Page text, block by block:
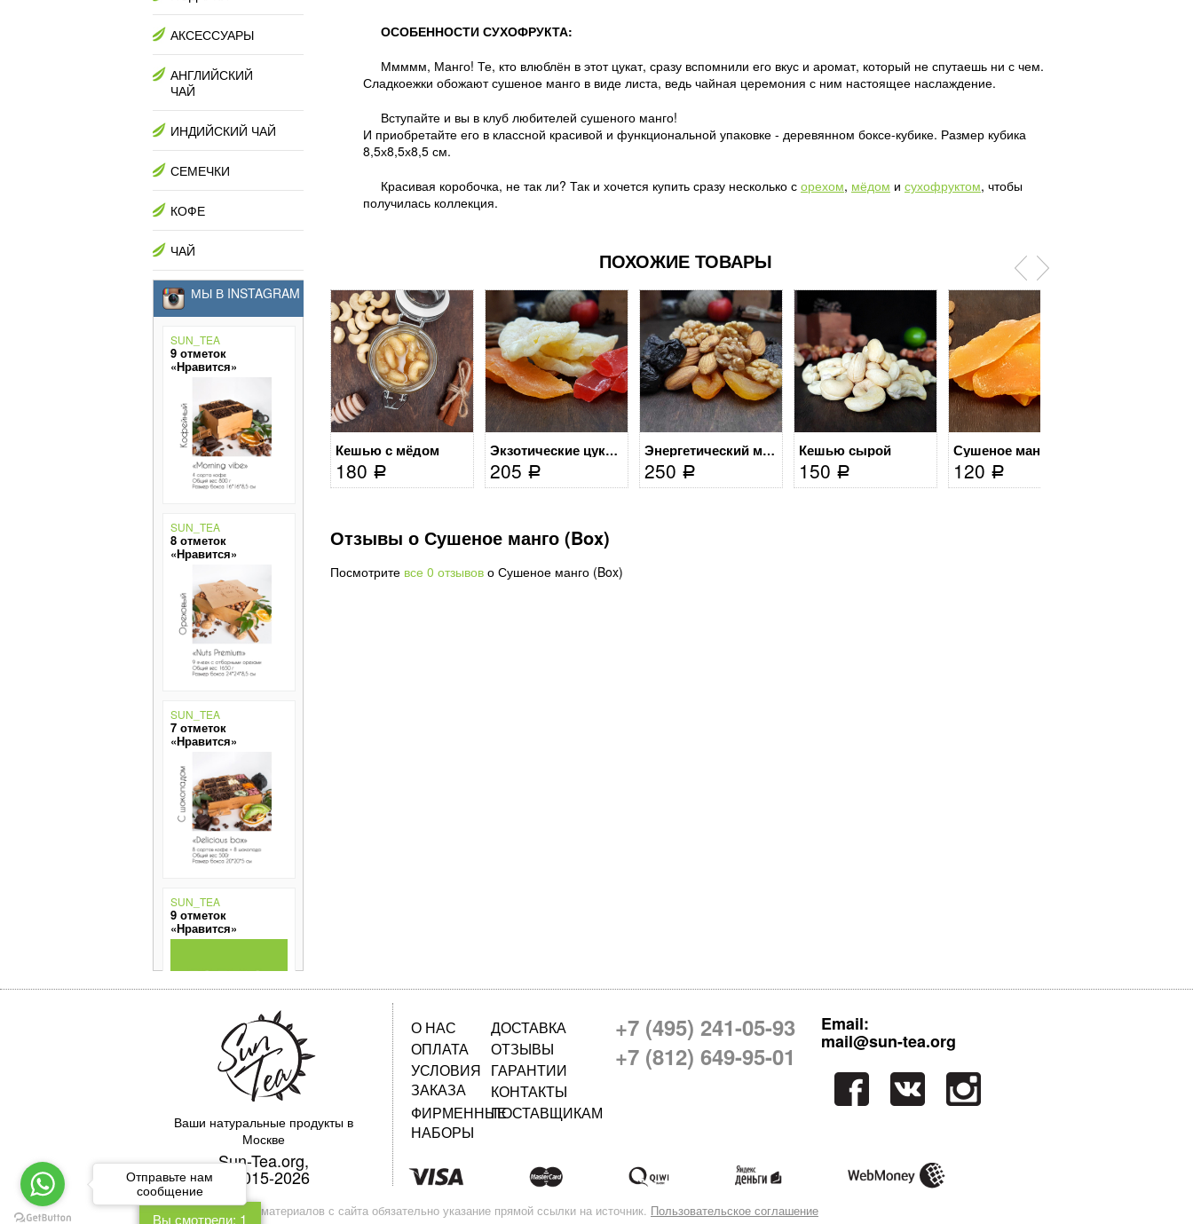
АКСЕССУАРЫ
АНГЛИЙСКИЙ
ЧАЙ
ИНДИЙСКИЙ ЧАЙ
СЕМЕЧКИ
КОФЕ
ЧАЙ
МЫ В INSTAGRAM
SUN_TEA
9 отметок
«Нравится»
SUN_TEA
8 отметок
«Нравится»
SUN_TEA
7 отметок
«Нравится»
SUN_TEA
9 отметок
«Нравится»
«Нравится»
ОСОБЕННОСТИ СУХОФРУКТА:
Ммммм, Манго! Те, кто влюблён в этот цукат, сразу вспомнили его вкус и аромат, который не спутаешь ни с чем.
Сладкоежки обожают сушеное манго в виде листа, ведь чайная церемония с ним настоящее наслаждение.
Вступайте и вы в клуб любителей сушеного манго!
И приобретайте его в классной красивой и функциональной упаковке - деревянном боксе-кубике. Размер кубика
8,5х8,5х8,5 см.
Красивая коробочка, не так ли? Так и хочется купить сразу несколько с орехом, мёдом и сухофруктом, чтобы
получилась коллекция.
ПОХОЖИЕ ТОВАРЫ
3 450Р
Нет в наличии
Кешью с мёдом
180 Р
Экзотические цукаты
205 Р
Энергетический микс
250 Р
Кешью сырой
150 Р
Сушеное манго
120 Р
Отзывы о Сушеное манго (Box)
Посмотрите все 0 отзывов о Сушеное манго (Box)
Вы смотрели: 1
Ваши натуральные продукты в
Москве
Sun-Tea.org,
© 2015-2026
О НАС
ДОСТАВКА
ОПЛАТА
ОТЗЫВЫ
УСЛОВИЯ
ЗАКАЗА
ГАРАНТИИ
КОНТАКТЫ
ФИРМЕННЫЕ
НАБОРЫ
ПОСТАВЩИКАМ
+7 (495) 241-05-93
+7 (812) 649-95-01
Email:
mail@sun-tea.org
При использовании материалов с сайта обязательно указание прямой ссылки на источник. Пользовательское соглашение
Отправьте нам
сообщение